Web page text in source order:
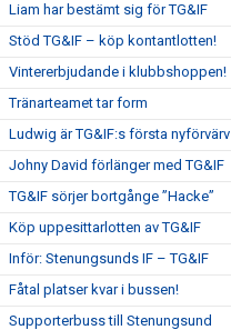
Liam har bestämt sig för TG&IF
Stöd TG&IF – köp kontantlotten!
Vintererbjudande i klubbshoppen!
Tränarteamet tar form
Ludwig är TG&IF:s första nyförvärv
Johny David förlänger med TG&IF
TG&IF sörjer bortgånge ”Hacke”
Köp uppesittarlotten av TG&IF
Inför: Stenungsunds IF – TG&IF
Fåtal platser kvar i bussen!
Supporterbuss till Stenungsund